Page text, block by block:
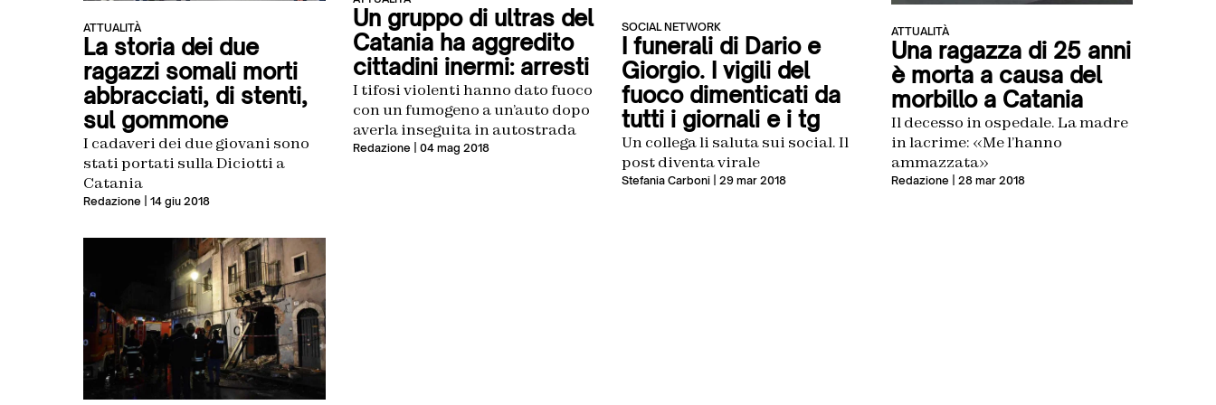
ATTUALITÀ
La storia dei due
ragazzi somali morti
abbracciati, di stenti,
sul gommone
I cadaveri dei due giovani sono
stati portati sulla Diciotti a
Catania
Redazione | 14 giu 2018
Un gruppo di ultras del
Catania ha aggredito
cittadini inermi: arresti
I tifosi violenti hanno dato fuoco
con un fumogeno a un’auto dopo
averla inseguita in autostrada
Redazione | 04 mag 2018
SOCIAL NETWORK
I funerali di Dario e
Giorgio. I vigili del
fuoco dimenticati da
tutti i giornali e i tg
Un collega li saluta sui social. Il
post diventa virale
Stefania Carboni | 29 mar 2018
ATTUALITÀ
Una ragazza di 25 anni
è morta a causa del
morbillo a Catania
Il decesso in ospedale. La madre
in lacrime: «Me l’hanno
ammazzata»
Redazione | 28 mar 2018